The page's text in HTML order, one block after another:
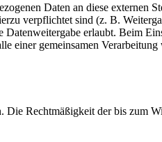
Daten an diese externen
verpflichtet sind (z. B.
Datenweitergabe erlaubt. Beim
einer gemeinsamen
Rechtmäßigkeit der bis zum